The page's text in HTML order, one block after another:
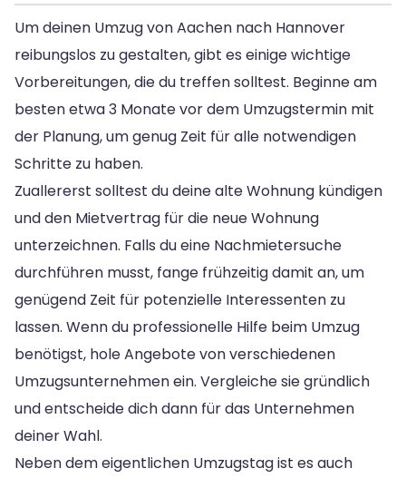
Um deinen Umzug von Aachen nach Hannover
reibungslos zu gestalten, gibt es einige wichtige
Vorbereitungen, die du treffen solltest. Beginne am
besten etwa 3 Monate vor dem Umzugstermin mit
der Planung, um genug Zeit für alle notwendigen
Schritte zu haben.
Zuallererst solltest du deine alte Wohnung kündigen
und den Mietvertrag für die neue Wohnung
unterzeichnen. Falls du eine Nachmietersuche
durchführen musst, fange frühzeitig damit an, um
genügend Zeit für potenzielle Interessenten zu
lassen. Wenn du professionelle Hilfe beim Umzug
benötigst, hole Angebote von verschiedenen
Umzugsunternehmen ein. Vergleiche sie gründlich
und entscheide dich dann für das Unternehmen
deiner Wahl.
Neben dem eigentlichen Umzugstag ist es auch